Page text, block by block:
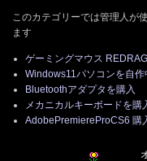
このカテゴリーでは管理人が
ます
ゲーミングマウス
Windows11パソコンを自作
Bluetoothアダプタを購入
メカニカルキーボードを購
AdobePremiereProCS6 購